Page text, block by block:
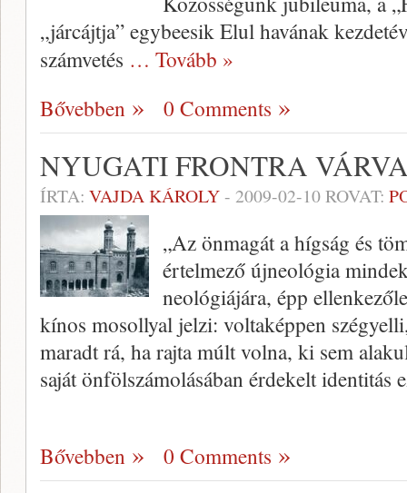
„járcájtja” egybeesik Elul havának
számvetés … Tovább »
Bővebben
0 Comments
NYUGATI FRONTRA
ÍRTA: VAJDA KÁROLY- 2009-02-10ROVAT:
„Az önmagát a hígság és
értelmező újneológia
neológiájára, épp
kínos mosollyal jelzi: voltaképpen
maradt rá, ha rajta múlt volna, ki sem
saját önfölszámolásában érdekelt identitás
Bővebben 0 Comments